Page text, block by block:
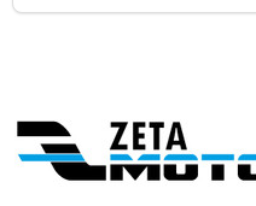
Footer
Start